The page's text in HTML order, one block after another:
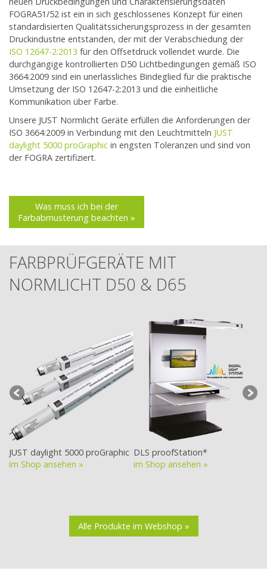
FOGRA51/52 ist ein in sich geschlossenes Konzept für einen
standardisierten Qualitätssicherungsprozess in der gesamten
Druckindustrie entstanden, der mit der Verabschiedung der
ISO 12647-2:2013 für den Offsetdruck vollendet wurde. Die
durchgängige kontrollierten D50 Lichtbedingungen gemäß ISO
3664:2009 sind ein unerlässliches Bindeglied für die praktische
Umsetzung der ISO 12647-2:2013 und die einheitliche
Kommunikation über Farbe.
Unsere JUST Normlicht Geräte erfüllen die Anforderungen der
ISO 3664:2009 in Verbindung mit den Leuchtmitteln JUST
daylight 5000 proGraphic in engsten Toleranzen und sind von
der FOGRA zertifiziert.
Was muss ich bei der
Farbabmusterung beachten »
FARBPRÜFGERÄTE MIT
NORMLICHT D50 & D65
JUST daylight 5000 proGraphic
im Shop ansehen »
DLS proofStation*
im Shop ansehen »
Alle Produkte im Webshop »